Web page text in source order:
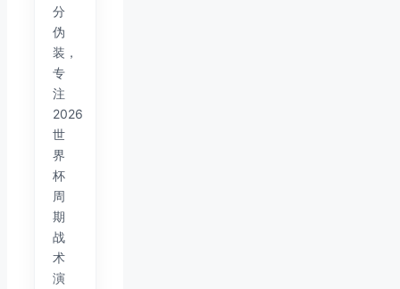
分
伪
装，
专
注
2026
世
界
杯
周
期
战
术
演